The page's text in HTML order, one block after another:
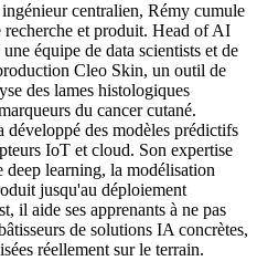
centralien, Rémy cumule
recherche et produit. Head of AI
équipe de data scientists et de
Cleo Skin, un outil de
des lames histologiques
du cancer cutané.
des modèles prédictifs
IoT et cloud. Son expertise
learning, la modélisation
jusqu'au déploiement
il aide ses apprenants à ne pas
de solutions IA concrètes,
réellement sur le terrain.